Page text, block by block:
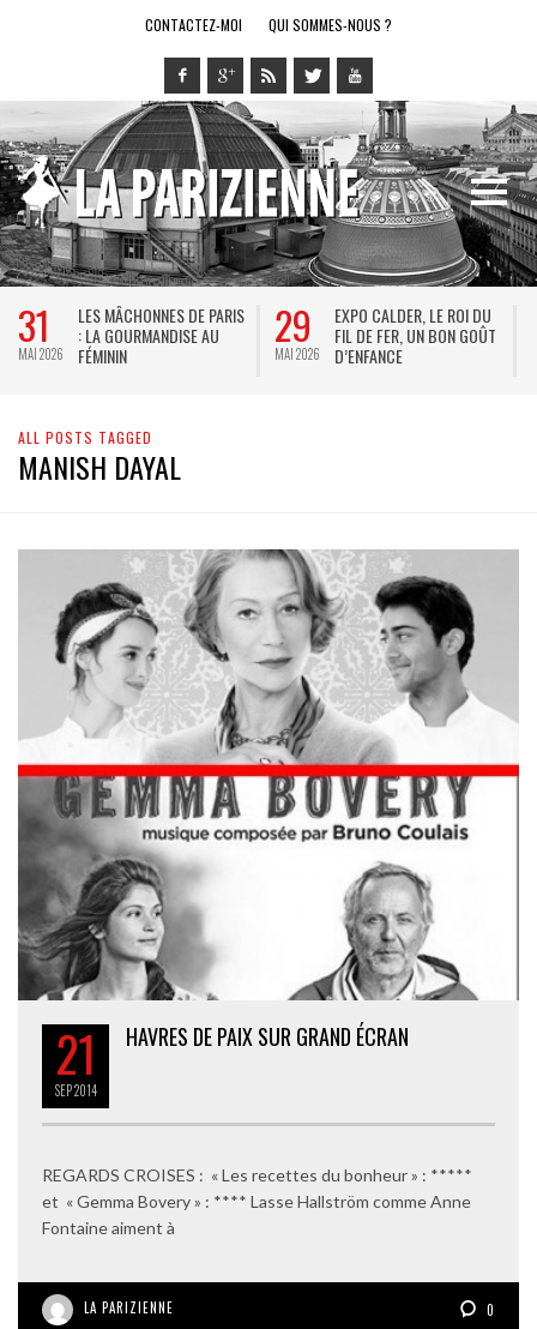
CONTACTEZ-MOI QUI SOMMES-NOUS ?
31
MAI 2026
LES MÂCHONNES DE PARIS
: LA GOURMANDISE AU
FÉMININ
29
MAI 2026
EXPO CALDER, LE ROI DU
FIL DE FER, UN BON GOÛT
D’ENFANCE
ALL POSTS TAGGED
MANISH DAYAL
21
SEP2014
HAVRES DE PAIX SUR GRAND ÉCRAN
REGARDS CROISES : « Les recettes du bonheur » : *****
et « Gemma Bovery » : **** Lasse Hallström comme Anne
Fontaine aiment à
LA PARIZIENNE 0